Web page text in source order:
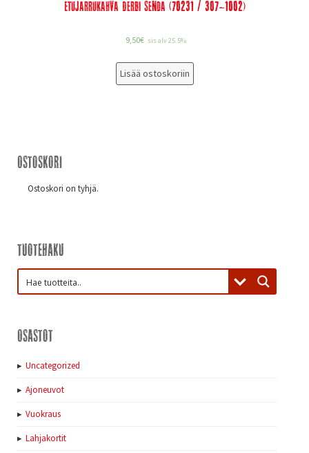
Etujarrukahva Derbi Senda (70231 / 307-1002)
9,50€ sis alv 25.5%
Lisää ostoskoriin
Ostoskori
Ostoskori on tyhjä.
Tuotehaku
Osastot
Uncategorized
Ajoneuvot
Vuokraus
Lahjakortit